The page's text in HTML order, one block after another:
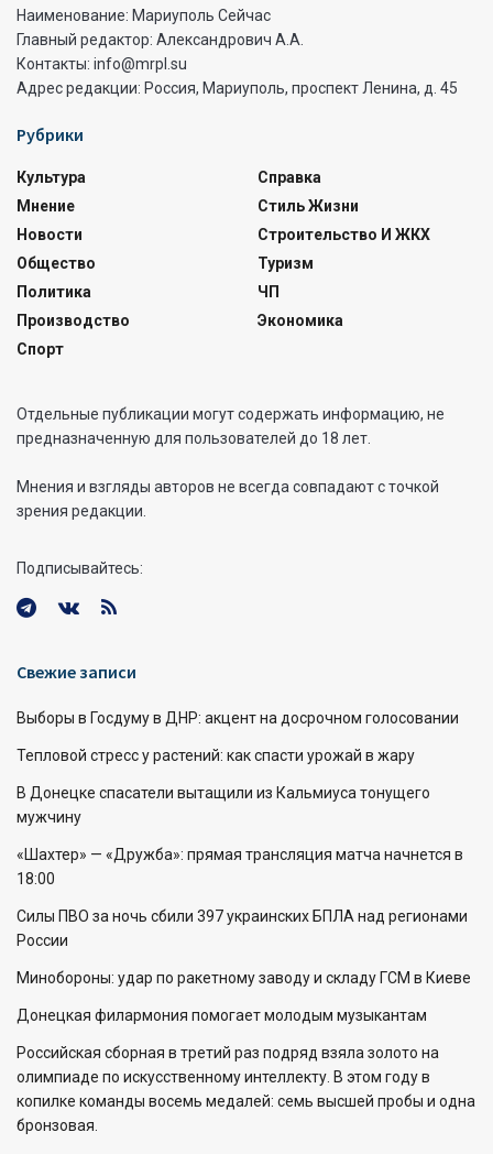
Наименование: Мариуполь Сейчас
Главный редактор: Александрович А.А.
Контакты: info@mrpl.su
Адрес редакции: Россия, Мариуполь, проспект Ленина, д. 45
Рубрики
Культура
Мнение
Новости
Общество
Политика
Производство
Спорт
Справка
Стиль Жизни
Строительство И ЖКХ
Туризм
ЧП
Экономика
Отдельные публикации могут содержать информацию, не
предназначенную для пользователей до 18 лет.
Мнения и взгляды авторов не всегда совпадают с точкой
зрения редакции.
Подписывайтесь:
Свежие записи
Выборы в Госдуму в ДНР: акцент на досрочном голосовании
Тепловой стресс у растений: как спасти урожай в жару
В Донецке спасатели вытащили из Кальмиуса тонущего
мужчину
«Шахтер» — «Дружба»: прямая трансляция матча начнется в
18:00
Силы ПВО за ночь сбили 397 украинских БПЛА над регионами
России
Минобороны: удар по ракетному заводу и складу ГСМ в Киеве
Донецкая филармония помогает молодым музыкантам
Российская сборная в третий раз подряд взяла золото на
олимпиаде по искусственному интеллекту. В этом году в
копилке команды восемь медалей: семь высшей пробы и одна
бронзовая.